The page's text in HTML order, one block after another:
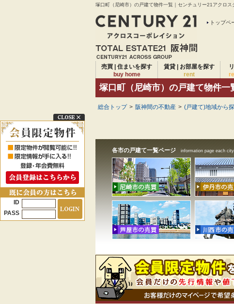
塚口町（尼崎市）の戸建て物件一覧｜センチュリー21アクロ
トップペ
売買 | 住まいを探す
buy home
賃貸 | お部屋を探す
rent
塚口町（尼崎市）の戸建て物件一
総合トップ > 阪神間の不動産 > (戸建て)地域から
各市の戸建て一覧ページ information page each city
ID
PASS